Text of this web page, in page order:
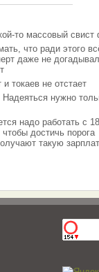
то массовый свист
что ради этого
даже не
токаев не отстает
нужно
надо работать с
достичь порога
такую